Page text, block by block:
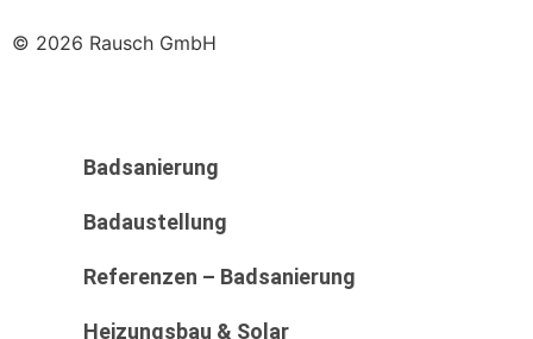
© 2026 Rausch GmbH
Badsanierung
Badaustellung
Referenzen – Badsanierung
Heizungsbau & Solar